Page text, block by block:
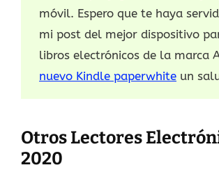
móvil. Espero que te haya
mi post del mejor dispositivo
libros electrónicos de la marca
nuevo Kindle paperwhite un
Otros Lectores
2020